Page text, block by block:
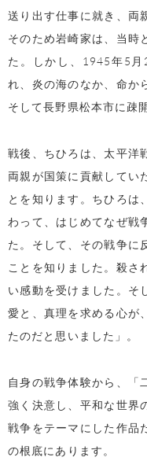
送り出す仕事に就き、両
そのため岩崎家は、当時
た。しかし、1945年5
れ、炎の海のなか、命か
そして長野県松本市に疎
戦後、ちひろは、太平洋
両親が国策に貢献してい
とを知ります。ちひろは
わって、はじめてなぜ戦
た。そして、その戦争に
ことを知りました。殺さ
い感動を受けました。そ
愛と、真理を求める心が
たのだと思いました」。
自身の戦争体験から、「
強く決意し、平和な世界
戦争をテーマにした作品
の根底にあります。